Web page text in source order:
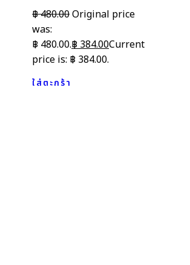
฿480.00Original price
was:
฿ 480.00.฿384.00Current
price is: ฿ 384.00.
ใส่ตะกร้า